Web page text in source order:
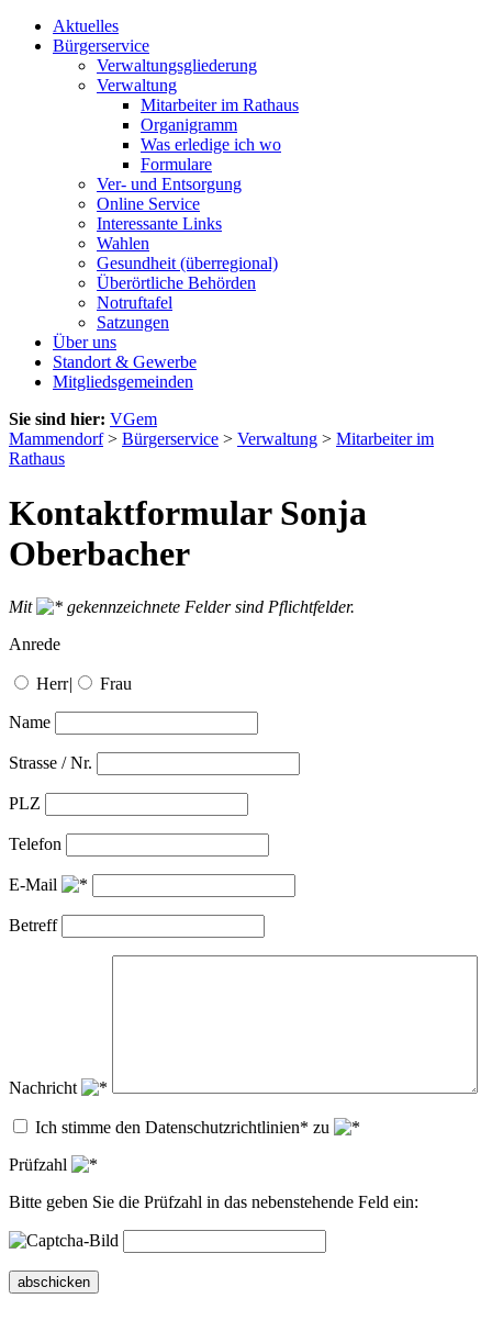
Aktuelles
Bürgerservice
Verwaltungsgliederung
Verwaltung
Mitarbeiter im Rathaus
Organigramm
Was erledige ich wo
Formulare
Ver- und Entsorgung
Online Service
Interessante Links
Wahlen
Gesundheit (überregional)
Überörtliche Behörden
Notruftafel
Satzungen
Über uns
Standort & Gewerbe
Mitgliedsgemeinden
Sie sind hier: VGem
Mammendorf> Bürgerservice > Verwaltung > Mitarbeiter im
Rathaus
Kontaktformular Sonja
Oberbacher
Mit
gekennzeichnete Felder sind Pflichtfelder.
Anrede
Herr| Frau
Name
Strasse / Nr.
PLZ
Telefon
E-Mail
Betreff
Nachricht
Ich stimme den Datenschutzrichtlinien* zu
Prüfzahl
Bitte geben Sie die Prüfzahl in das nebenstehende Feld ein:
abschicken